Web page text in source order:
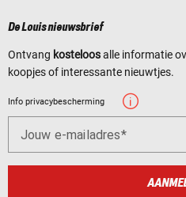
De Louis nieuwsbrief
Ontvang kosteloosalle informatie
koopjes of interessante nieuwtjes.
Info privacybescherming
Jouw e-mailadres